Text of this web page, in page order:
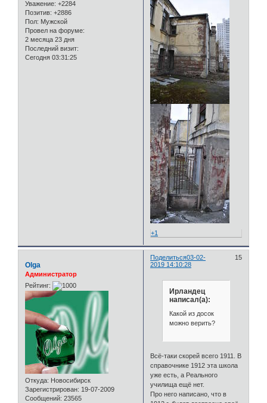
Уважение: +2284
Позитив: +2886
Пол: Мужской
Провел на форуме:
2 месяца 23 дня
Последний визит:
Сегодня 03:31:25
+1
Поделиться 15
03-02-
2019 14:10:28
Olga
Администратор
Рейтинг:
Откуда: Новосибирск
Зарегистрирован: 19-07-2009
Сообщений: 23565
Ирландец
написал(а):
Какой из досок
можно верить?
Всё-таки скорей всего 1911. В
справочнике 1912 эта школа
уже есть, а Реального
училища ещё нет.
Про него написано, что в